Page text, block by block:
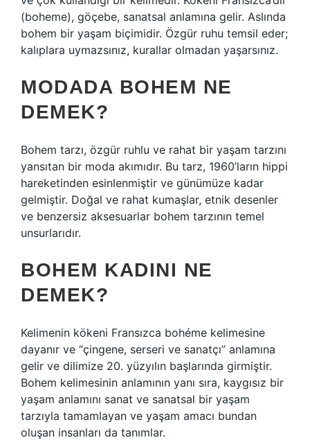
(boheme), göçebe, sanatsal anlamına gelir. Aslında
bohem bir yaşam biçimidir. Özgür ruhu temsil eder;
kalıplara uymazsınız, kurallar olmadan yaşarsınız.
MODADA BOHEM NE
DEMEK?
Bohem tarzı, özgür ruhlu ve rahat bir yaşam tarzını
yansıtan bir moda akımıdır. Bu tarz, 1960’ların hippi
hareketinden esinlenmiştir ve günümüze kadar
gelmiştir. Doğal ve rahat kumaşlar, etnik desenler
ve benzersiz aksesuarlar bohem tarzının temel
unsurlarıdır.
BOHEM KADINI NE
DEMEK?
Kelimenin kökeni Fransızca bohéme kelimesine
dayanır ve “çingene, serseri ve sanatçı” anlamına
gelir ve dilimize 20. yüzyılın başlarında girmiştir.
Bohem kelimesinin anlamının yanı sıra, kaygısız bir
yaşam anlamını sanat ve sanatsal bir yaşam
tarzıyla tamamlayan ve yaşam amacı bundan
oluşan insanları da tanımlar.